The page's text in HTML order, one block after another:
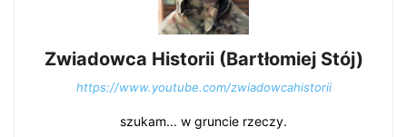
Zwiadowca Historii (Bartłomiej Stój)
https://www.youtube.com/zwiadowcahistorii
szukam... w gruncie rzeczy.